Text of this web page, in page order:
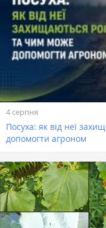
4 серпня
Посуха: як від неї
допомогти агроном